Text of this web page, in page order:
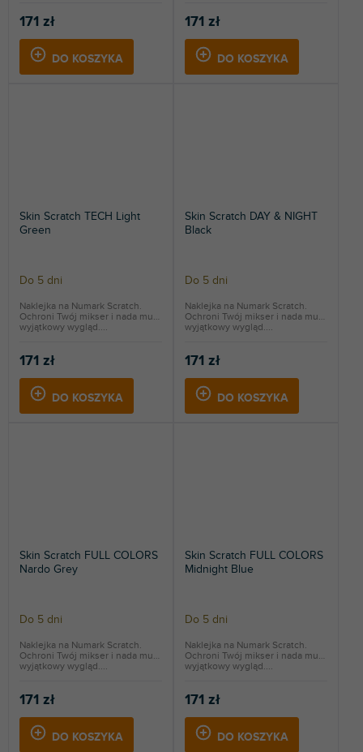
171 zł
DO KOSZYKA
171 zł
DO KOSZYKA
Skin Scratch TECH Light
Green
Do 5 dni
171 zł
DO KOSZYKA
Naklejka na Numark Scratch.
Ochroni Twój mikser i nada mu
wyjątkowy wygląd....
Skin Scratch DAY & NIGHT
Black
Do 5 dni
171 zł
DO KOSZYKA
Naklejka na Numark Scratch.
Ochroni Twój mikser i nada mu
wyjątkowy wygląd....
Skin Scratch FULL COLORS
Nardo Grey
Do 5 dni
171 zł
DO KOSZYKA
Naklejka na Numark Scratch.
Ochroni Twój mikser i nada mu
wyjątkowy wygląd....
Skin Scratch FULL COLORS
Midnight Blue
Do 5 dni
171 zł
DO KOSZYKA
Naklejka na Numark Scratch.
Ochroni Twój mikser i nada mu
wyjątkowy wygląd....